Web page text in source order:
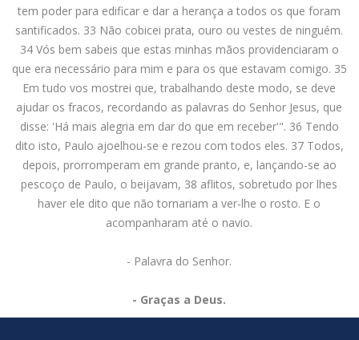
tem poder para edificar e dar a herança a todos os que foram
santificados. 33 Não cobicei prata, ouro ou vestes de ninguém.
34 Vós bem sabeis que estas minhas mãos providenciaram o
que era necessário para mim e para os que estavam comigo. 35
Em tudo vos mostrei que, trabalhando deste modo, se deve
ajudar os fracos, recordando as palavras do Senhor Jesus, que
disse: 'Há mais alegria em dar do que em receber'". 36 Tendo
dito isto, Paulo ajoelhou-se e rezou com todos eles. 37 Todos,
depois, prorromperam em grande pranto, e, lançando-se ao
pescoço de Paulo, o beijavam, 38 aflitos, sobretudo por lhes
haver ele dito que não tornariam a ver-lhe o rosto. E o
acompanharam até o navio.
- Palavra do Senhor.
- Graças a Deus.